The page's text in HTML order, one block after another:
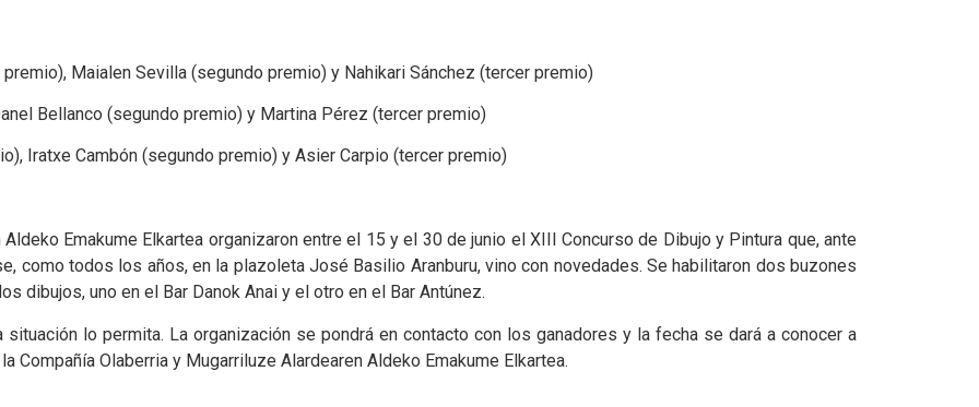
Maialen Sevilla (segundo premio) y Nahikari Sánchez (tercer premio)
Bellanco (segundo premio) y Martina Pérez (tercer premio)
Iratxe Cambón (segundo premio) y Asier Carpio (tercer premio)
Emakume Elkartea organizaron entre el 15 y el 30 de junio el XIII Concurso de Dibujo y Pintura que, ante
como todos los años, en la plazoleta José Basilio Aranburu, vino con novedades. Se habilitaron dos buzones
dibujos, uno en el Bar Danok Anai y el otro en el Bar Antúnez.
lo permita. La organización se pondrá en contacto con los ganadores y la fecha se dará a conocer a
Olaberria y Mugarriluze Alardearen Aldeko Emakume Elkartea.